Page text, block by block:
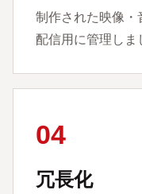
制作された映像・
配信用に管理しま
04
冗長化